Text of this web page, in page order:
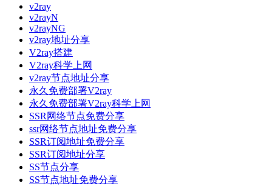
v2ray
v2rayN
v2rayNG
v2ray地址分享
V2ray搭建
V2ray科学上网
v2ray节点地址分享
永久免费部署V2ray
永久免费部署V2ray科学上网
SSR网络节点免费分享
ssr网络节点地址免费分享
SSR订阅地址免费分享
SSR订阅地址分享
SS节点分享
SS节点地址免费分享